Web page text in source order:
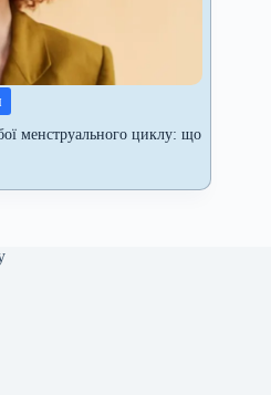
менструального циклу: що